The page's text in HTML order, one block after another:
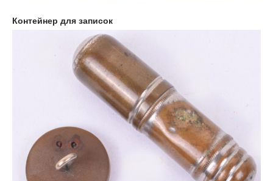
Контейнер для записок